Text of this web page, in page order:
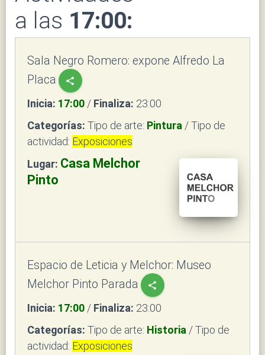
a las 17:00:
Sala Negro Romero: expone Alfredo La
Placa
share
Inicia: 17:00 / Finaliza: 23:00
Categorías: Tipo de arte: Pintura / Tipo de
actividad: Exposiciones
Lugar: Casa Melchor
Pinto
Espacio de Leticia y Melchor: Museo
Melchor Pinto Parada
share
Inicia: 17:00 / Finaliza: 23:00
Categorías: Tipo de arte: Historia / Tipo de
actividad: Exposiciones